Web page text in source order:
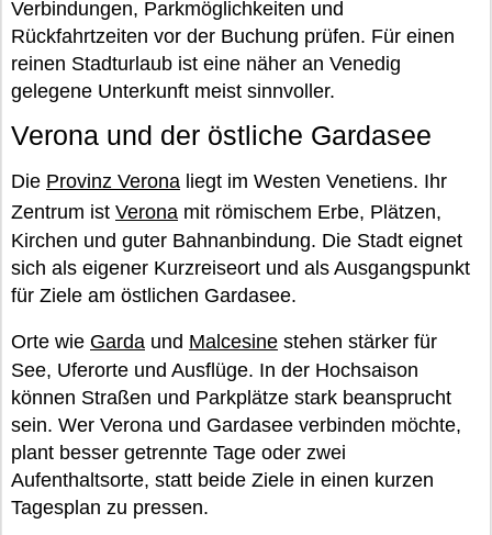
Verbindungen, Parkmöglichkeiten und
Rückfahrtzeiten vor der Buchung prüfen. Für einen
reinen Stadturlaub ist eine näher an Venedig
gelegene Unterkunft meist sinnvoller.
Verona und der östliche Gardasee
Die Provinz Verona liegt im Westen Venetiens. Ihr
Zentrum ist Verona mit römischem Erbe, Plätzen,
Kirchen und guter Bahnanbindung. Die Stadt eignet
sich als eigener Kurzreiseort und als Ausgangspunkt
für Ziele am östlichen Gardasee.
Orte wie Garda und Malcesine stehen stärker für
See, Uferorte und Ausflüge. In der Hochsaison
können Straßen und Parkplätze stark beansprucht
sein. Wer Verona und Gardasee verbinden möchte,
plant besser getrennte Tage oder zwei
Aufenthaltsorte, statt beide Ziele in einen kurzen
Tagesplan zu pressen.